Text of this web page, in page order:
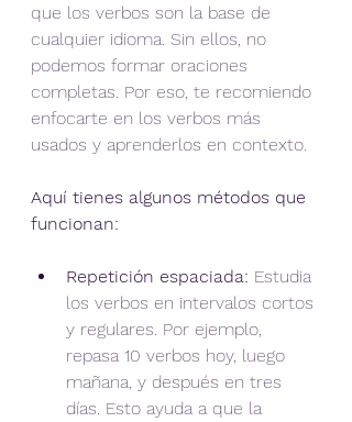
que los verbos son la base de
cualquier idioma. Sin ellos, no
podemos formar oraciones
completas. Por eso, te recomiendo
enfocarte en los verbos más
usados y aprenderlos en contexto.
Aquí tienes algunos métodos que
funcionan:
Repetición espaciada: Estudia
los verbos en intervalos cortos
y regulares. Por ejemplo,
repasa 10 verbos hoy, luego
mañana, y después en tres
días. Esto ayuda a que la